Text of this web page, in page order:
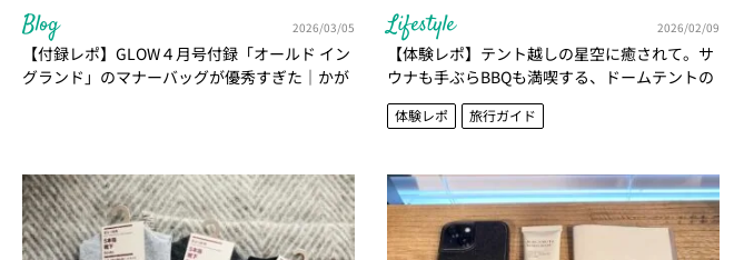
Blog 2026/03/05
【付録レポ】GLOW４月号付録「オールド イン
グランド」のマナーバッグが優秀すぎた｜かが
Lifestyle 2026/02/09
【体験レポ】テント越しの星空に癒されて。サ
ウナも手ぶらBBQも満喫する、ドームテントの
グランピング｜かがやき隊 北澤亜由美
体験レポ 旅行ガイド